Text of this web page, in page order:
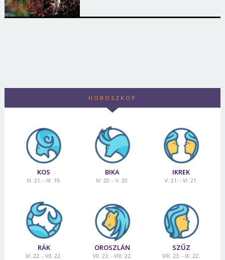
HOROSZKÓP
KOS
III. 21. - IV. 19.
BIKA
IV. 20. - V. 20.
IKREK
V. 21. - VI. 21.
RÁK
VI. 22. - VII. 22.
OROSZLÁN
VII. 23. - VIII. 22.
SZŰZ
VIII. 23. - IX. 22.